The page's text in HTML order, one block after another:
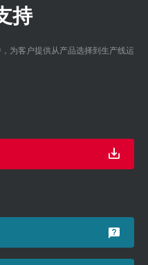
持
为客户提供从产品选择到生产线运